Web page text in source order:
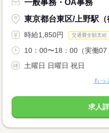
一般事務・OA事務
東京都台東区/上野駅（
時給1,850円 交通費全額支給
10：00〜18：00（実働
土曜日 日曜日 祝日
もっ
求人